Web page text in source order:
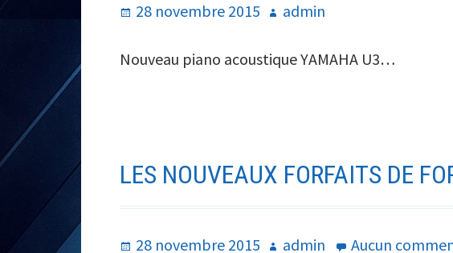
Publié
28 novembre 2015 Auteur
admin
Nouveau piano acoustique YAMAHA U3…
LES NOUVEAUX FORFAITS DE
Publié
28 novembre 2015 Auteur
admin Aucun